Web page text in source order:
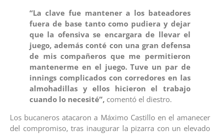
“La clave fue mantener a los bateadores
fuera de base tanto como pudiera y dejar
que la ofensiva se encargara de llevar el
juego, además conté con una gran defensa
de mis compañeros que me permitieron
mantenerme en el juego. Tuve un par de
innings complicados con corredores en las
almohadillas y ellos hicieron el trabajo
cuando lo necesité”, comentó el diestro.
Los bucaneros atacaron a Máximo Castillo en el amanecer
del compromiso, tras inaugurar la pizarra con un elevado